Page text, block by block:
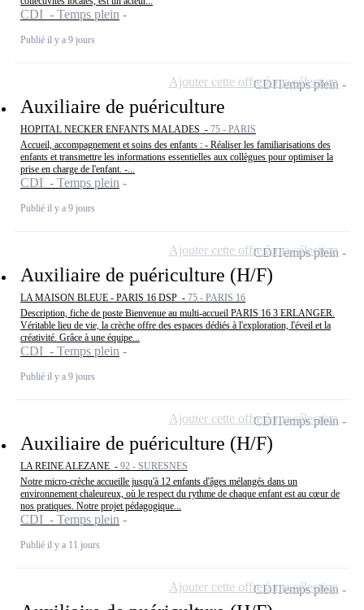
CDI - Temps plein
Publié il y a 9 jours
Auxiliaire de puériculture
HOPITAL NECKER ENFANTS MALADES - 75 - PARIS
Accueil, accompagnement et soins des enfants : - Réaliser les familiarisations des
enfants et transmettre les informations essentielles aux collègues pour optimiser la
prise en charge de l'enfant. -...
CDI - Temps plein
Publié il y a 9 jours
CDITemps plein
Ajouter cette offre à ma sélection
Auxiliaire de puériculture (H/F)
LA MAISON BLEUE - PARIS 16 DSP - 75 - PARIS 16
Description, fiche de poste Bienvenue au multi-accueil PARIS 16 3 ERLANGER.
Véritable lieu de vie, la crèche offre des espaces dédiés à l'exploration, l'éveil et la
créativité. Grâce à une équipe...
CDI - Temps plein
Publié il y a 9 jours
CDITemps plein
Ajouter cette offre à ma sélection
Auxiliaire de puériculture (H/F)
LA REINE ALEZANE - 92 - SURESNES
Notre micro-crèche accueille jusqu'à 12 enfants d'âges mélangés dans un
environnement chaleureux, où le respect du rythme de chaque enfant est au cœur de
nos pratiques. Notre projet pédagogique...
CDI - Temps plein
Publié il y a 11 jours
CDITemps plein
Ajouter cette offre à ma sélection
CDITemps plein
Ajouter cette offre à ma sélection